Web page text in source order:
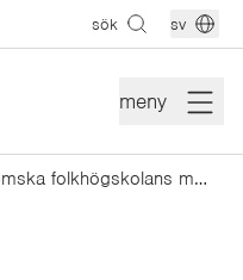
sök sv
meny
konsert: billströmska folkhögskolans musiklinje